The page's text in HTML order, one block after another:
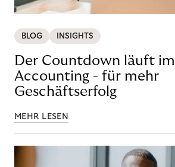
BLOG INSIGHTS
Der Countdown läuft im
Accounting - für mehr
Geschäftserfolg
MEHR LESEN